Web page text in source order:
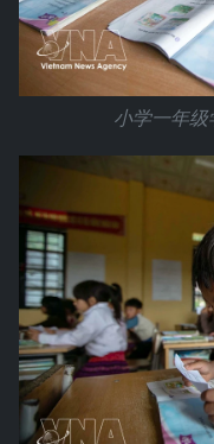
小学一年